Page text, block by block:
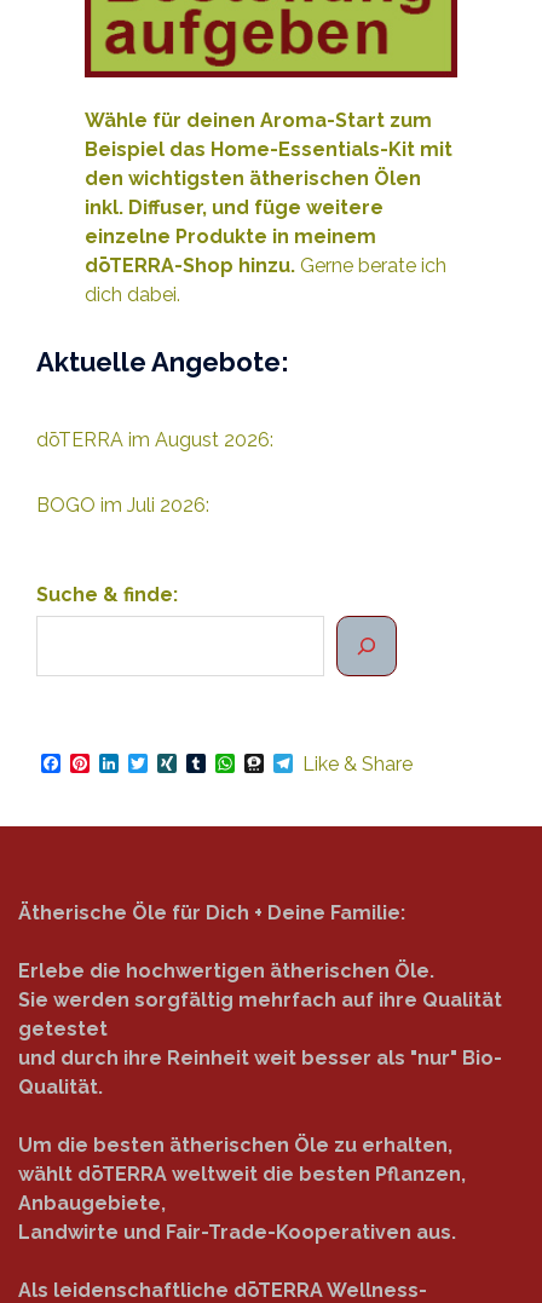
Wähle für deinen Aroma-Start zum
Beispiel das Home-Essentials-Kit mit
den wichtigsten ätherischen Ölen
inkl. Diffuser, und füge weitere
einzelne Produkte in meinem
dōTERRA-Shop hinzu. Gerne berate ich
dich dabei.
Aktuelle Angebote:
dōTERRA im August 2026:
BOGO im Juli 2026:
Suche & finde:
Facebook
Pinterest
LinkedIn
TwitterXINGTumblrWhatsApp
ThreemaTelegram
Like & Share
Ätherische Öle für Dich + Deine Familie:
Erlebe die hochwertigen ätherischen Öle.
Sie werden sorgfältig mehrfach auf ihre Qualität
getestet
und durch ihre Reinheit weit besser als "nur" Bio-
Qualität.
Um die besten ätherischen Öle zu erhalten,
wählt dōTERRA weltweit die besten Pflanzen,
Anbaugebiete,
Landwirte und Fair-Trade-Kooperativen aus.
Als leidenschaftliche dōTERRA Wellness-